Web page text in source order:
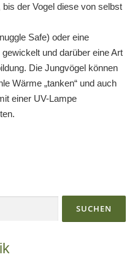
der Vogel diese von selbst
Safe) oder eine
und darüber eine Art
Die Jungvögel können
Wärme „tanken“ und auch
einer UV-Lampe